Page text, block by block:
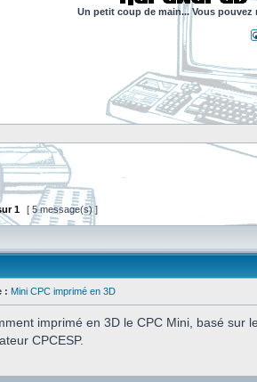
Un petit coup de main... Vous
1 [ 5 message(s) ]
: Mini CPC imprimé en 3D
imprimé en 3D le CPC Mini, basé sur
CPCESP.